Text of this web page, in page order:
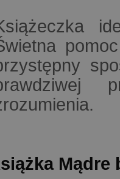
Mądre